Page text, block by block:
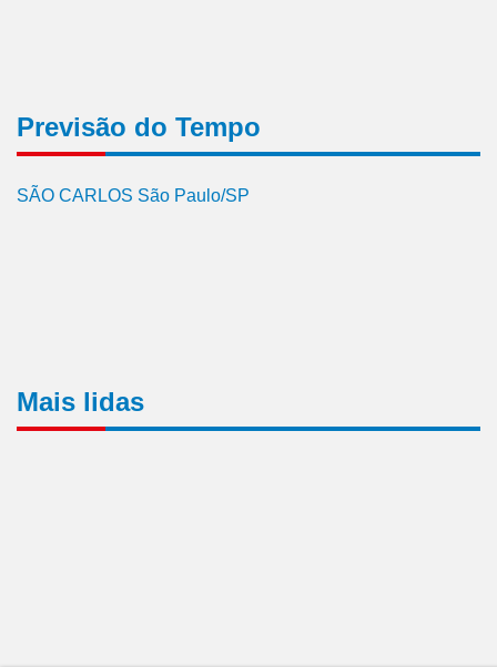
Previsão do Tempo
SÃO CARLOS São Paulo/SP
Mais lidas